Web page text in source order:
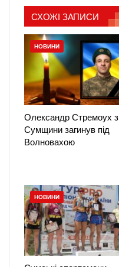
СХОЖІ ЗАПИСИ
НОВИНИ
Олександр Стремоух з
Сумщини загинув під
Волновахою
НОВИНИ